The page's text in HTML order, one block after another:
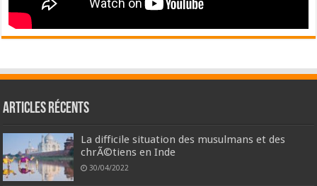
Articles récents
La difficile situation des musulmans et des
chrÃ©tiens en Inde
30/04/2022